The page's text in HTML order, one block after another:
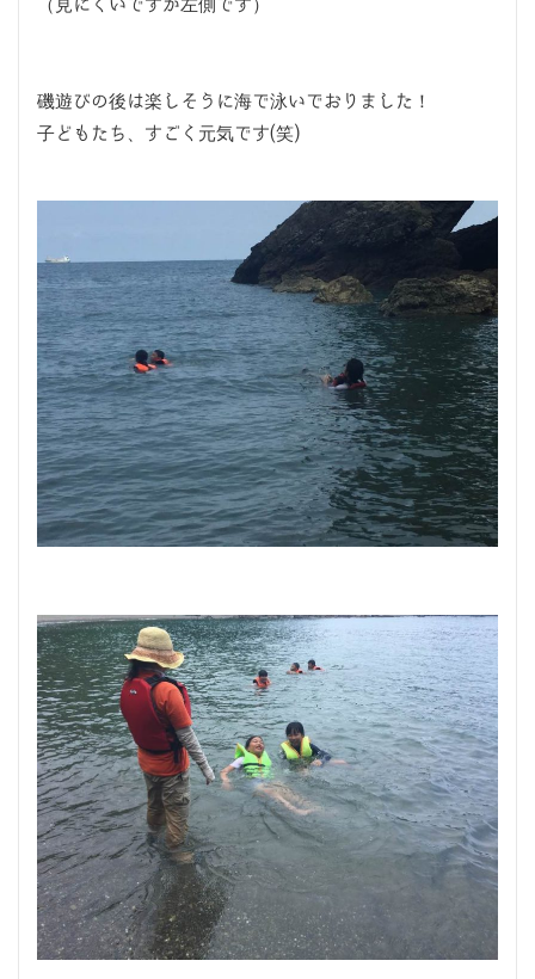
（見にくいですが左側です）
磯遊びの後は楽しそうに海で泳いでおりました！
子どもたち、すごく元気です(笑)